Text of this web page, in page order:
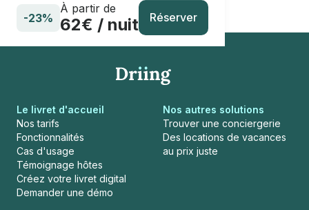
-23%
À partir de
62€ / nuit Réserver
Le livret d'accueil
Nos tarifs
Fonctionnalités
Cas d'usage
Témoignage hôtes
Créez votre livret digital
Demander une démo
Nos autres solutions
Trouver une conciergerie
Des locations de vacances
au prix juste